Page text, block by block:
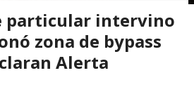
particular intervino
zona de bypass
Alerta